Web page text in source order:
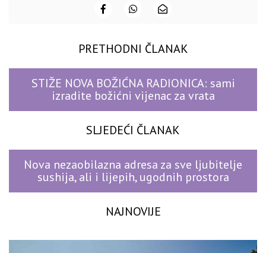
PRETHODNI ČLANAK
STIŽE NOVA BOŽIĆNA RADIONICA: sami
izradite božićni vijenac za vrata
SLJEDEĆI ČLANAK
Nova nezaobilazna adresa za sve ljubitelje
sushija, ali i lijepih, ugodnih prostora
NAJNOVIJE